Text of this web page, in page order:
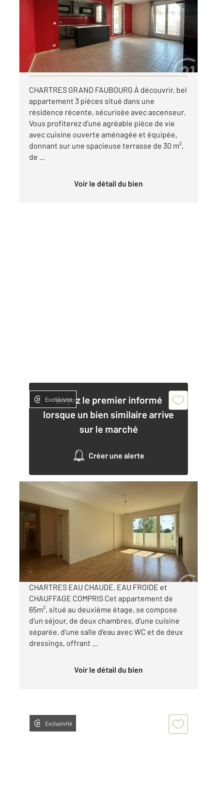
Ref : 28408
Appartement T3 à louer
770 €
par mois charges comprises
Visiter le site dédié
CHARTRES GRAND FAUBOURG À découvrir, bel
appartement 3 pièces situé dans une
résidence récente, sécurisée avec ascenseur.
Vous profiterez d'une agréable pièce de vie
avec cuisine ouverte aménagée et équipée,
donnant sur une spacieuse terrasse de 30 m²,
de ...
Voir le détail du bien
Soyez le premier informé
lorsque un bien similaire arrive
sur le marché
Créer une alerte
Exclusivité
CHARTRES 28
64,81 m
, 3 pièces
Ref : 28040
760 €
par mois charges comprises
CHARTRES EAU CHAUDE, EAU FROIDE et
CHAUFFAGE COMPRIS Cet appartement de
65m², situé au deuxième étage, se compose
d'un séjour, de deux chambres, d'une cuisine
séparée, d'une salle d'eau avec WC et de deux
dressings, offrant ...
Voir le détail du bien
Exclusivité